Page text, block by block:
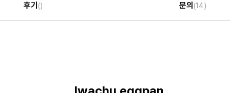
후기 () 문의 (14)